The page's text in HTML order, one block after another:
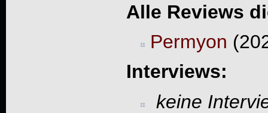
Alle Reviews
Permyon
Interviews:
keine